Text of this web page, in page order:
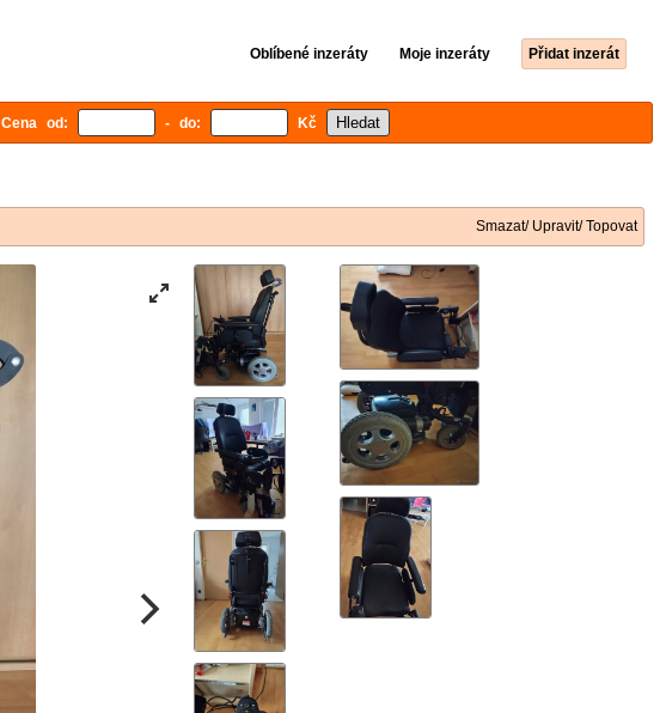
Oblíbené inzeráty Moje inzeráty Přidat inzerát
od: - do: Kč
Smazat/ Upravit/ Topovat